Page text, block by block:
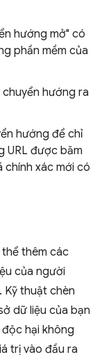
hướng mở" có
phần mềm của
hướng ra
hướng để chỉ
URL được băm
chính xác mới có
thêm các
của người
Kỹ thuật chèn
dữ liệu của bạn
hại không
trị vào đầu ra